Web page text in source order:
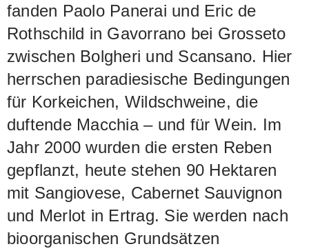
fanden Paolo Panerai und Eric de
Rothschild in Gavorrano bei Grosseto
zwischen Bolgheri und Scansano. Hier
herrschen paradiesische Bedingungen
für Korkeichen, Wildschweine, die
duftende Macchia – und für Wein. Im
Jahr 2000 wurden die ersten Reben
gepflanzt, heute stehen 90 Hektaren
mit Sangiovese, Cabernet Sauvignon
und Merlot in Ertrag. Sie werden nach
bioorganischen Grundsätzen